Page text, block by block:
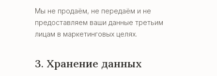
Мы не продаём, не передаём и не
предоставляем ваши данные третьим
лицам в маркетинговых целях.
3. Хранение данных